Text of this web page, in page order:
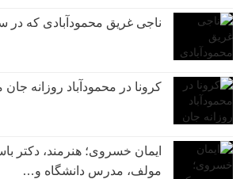
ناجی غریق محمودآبادی که در
کرونا در محمودآباد روزانه
ایمان خسروی؛ هنرمند، دکتر
مولف، مدرس دانشگاه و…